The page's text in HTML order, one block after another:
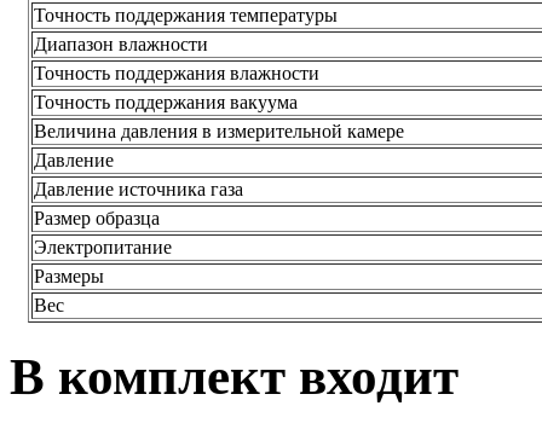
Точность поддержания температуры
Диапазон влажности
Точность поддержания влажности
Точность поддержания вакуума
Величина давления в измерительной камере
Давление
Давление источника газа
Размер образца
Электропитание
Размеры
Вес
В комплект входит